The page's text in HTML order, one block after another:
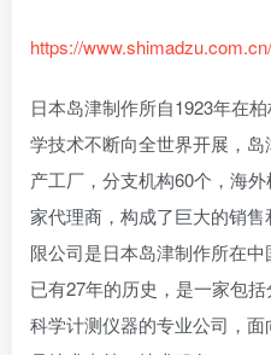
https://www.shimadzu.com.cn/
日本岛津制作所自1923年在
学技术不断向全世界开展，
产工厂，分支机构60个，海
家代理商，构成了巨大的销
限公司是日本岛津制作所在
已有27年的历史，是一家包
科学计测仪器的专业公司，